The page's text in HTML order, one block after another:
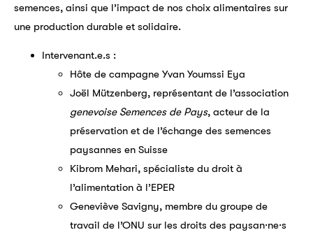
semences, ainsi que l’impact de nos choix alimentaires sur
une production durable et solidaire.
Intervenant.e.s :
Hôte de campagne Yvan Youmssi Eya
Joël Mützenberg, représentant de l’association
genevoise Semences de Pays, acteur de la
préservation et de l’échange des semences
paysannes en Suisse
Kibrom Mehari, spécialiste du droit à
l’alimentation à l’EPER
Geneviève Savigny, membre du groupe de
travail de l’ONU sur les droits des paysan·ne·s